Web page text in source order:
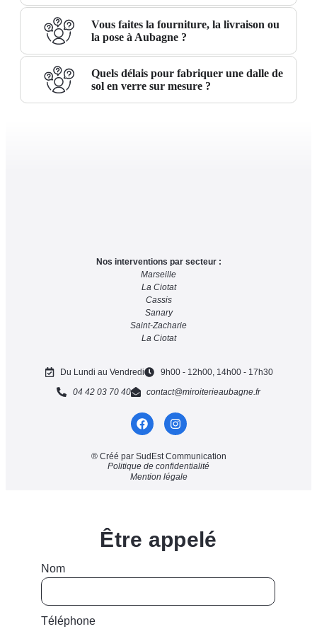
Vous faites la fourniture, la livraison ou
la pose à Aubagne ?
Quels délais pour fabriquer une dalle de
sol en verre sur mesure ?
Nos interventions par secteur :
Marseille
La Ciotat
Cassis
Sanary
Saint-Zacharie
La Ciotat
Du Lundi au Vendredi
9h00 - 12h00, 14h00 - 17h30
04 42 03 70 40
contact@miroiterieaubagne.fr
® Créé par SudEst Communication
Politique de confidentialité
Mention légale
Être appelé
Nom
Téléphone